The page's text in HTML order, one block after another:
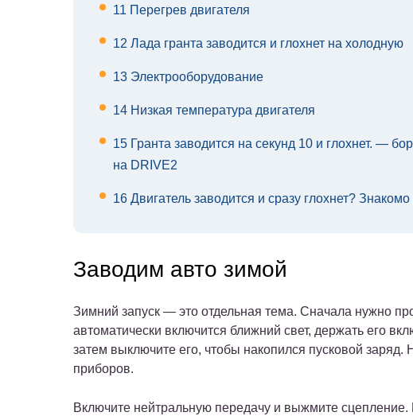
11 Перегрев двигателя
12 Лада гранта заводится и глохнет на холодную
13 Электрооборудование
14 Низкая температура двигателя
15 Гранта заводится на секунд 10 и глохнет. —
на DRIVE2
16 Двигатель заводится и сразу глохнет?
Заводим авто зимой
Зимний запуск — это отдельная тема. Сначала нужно
автоматически включится ближний свет, держать его
затем выключите его, чтобы накопился пусковой
приборов.
Включите нейтральную передачу и выжмите